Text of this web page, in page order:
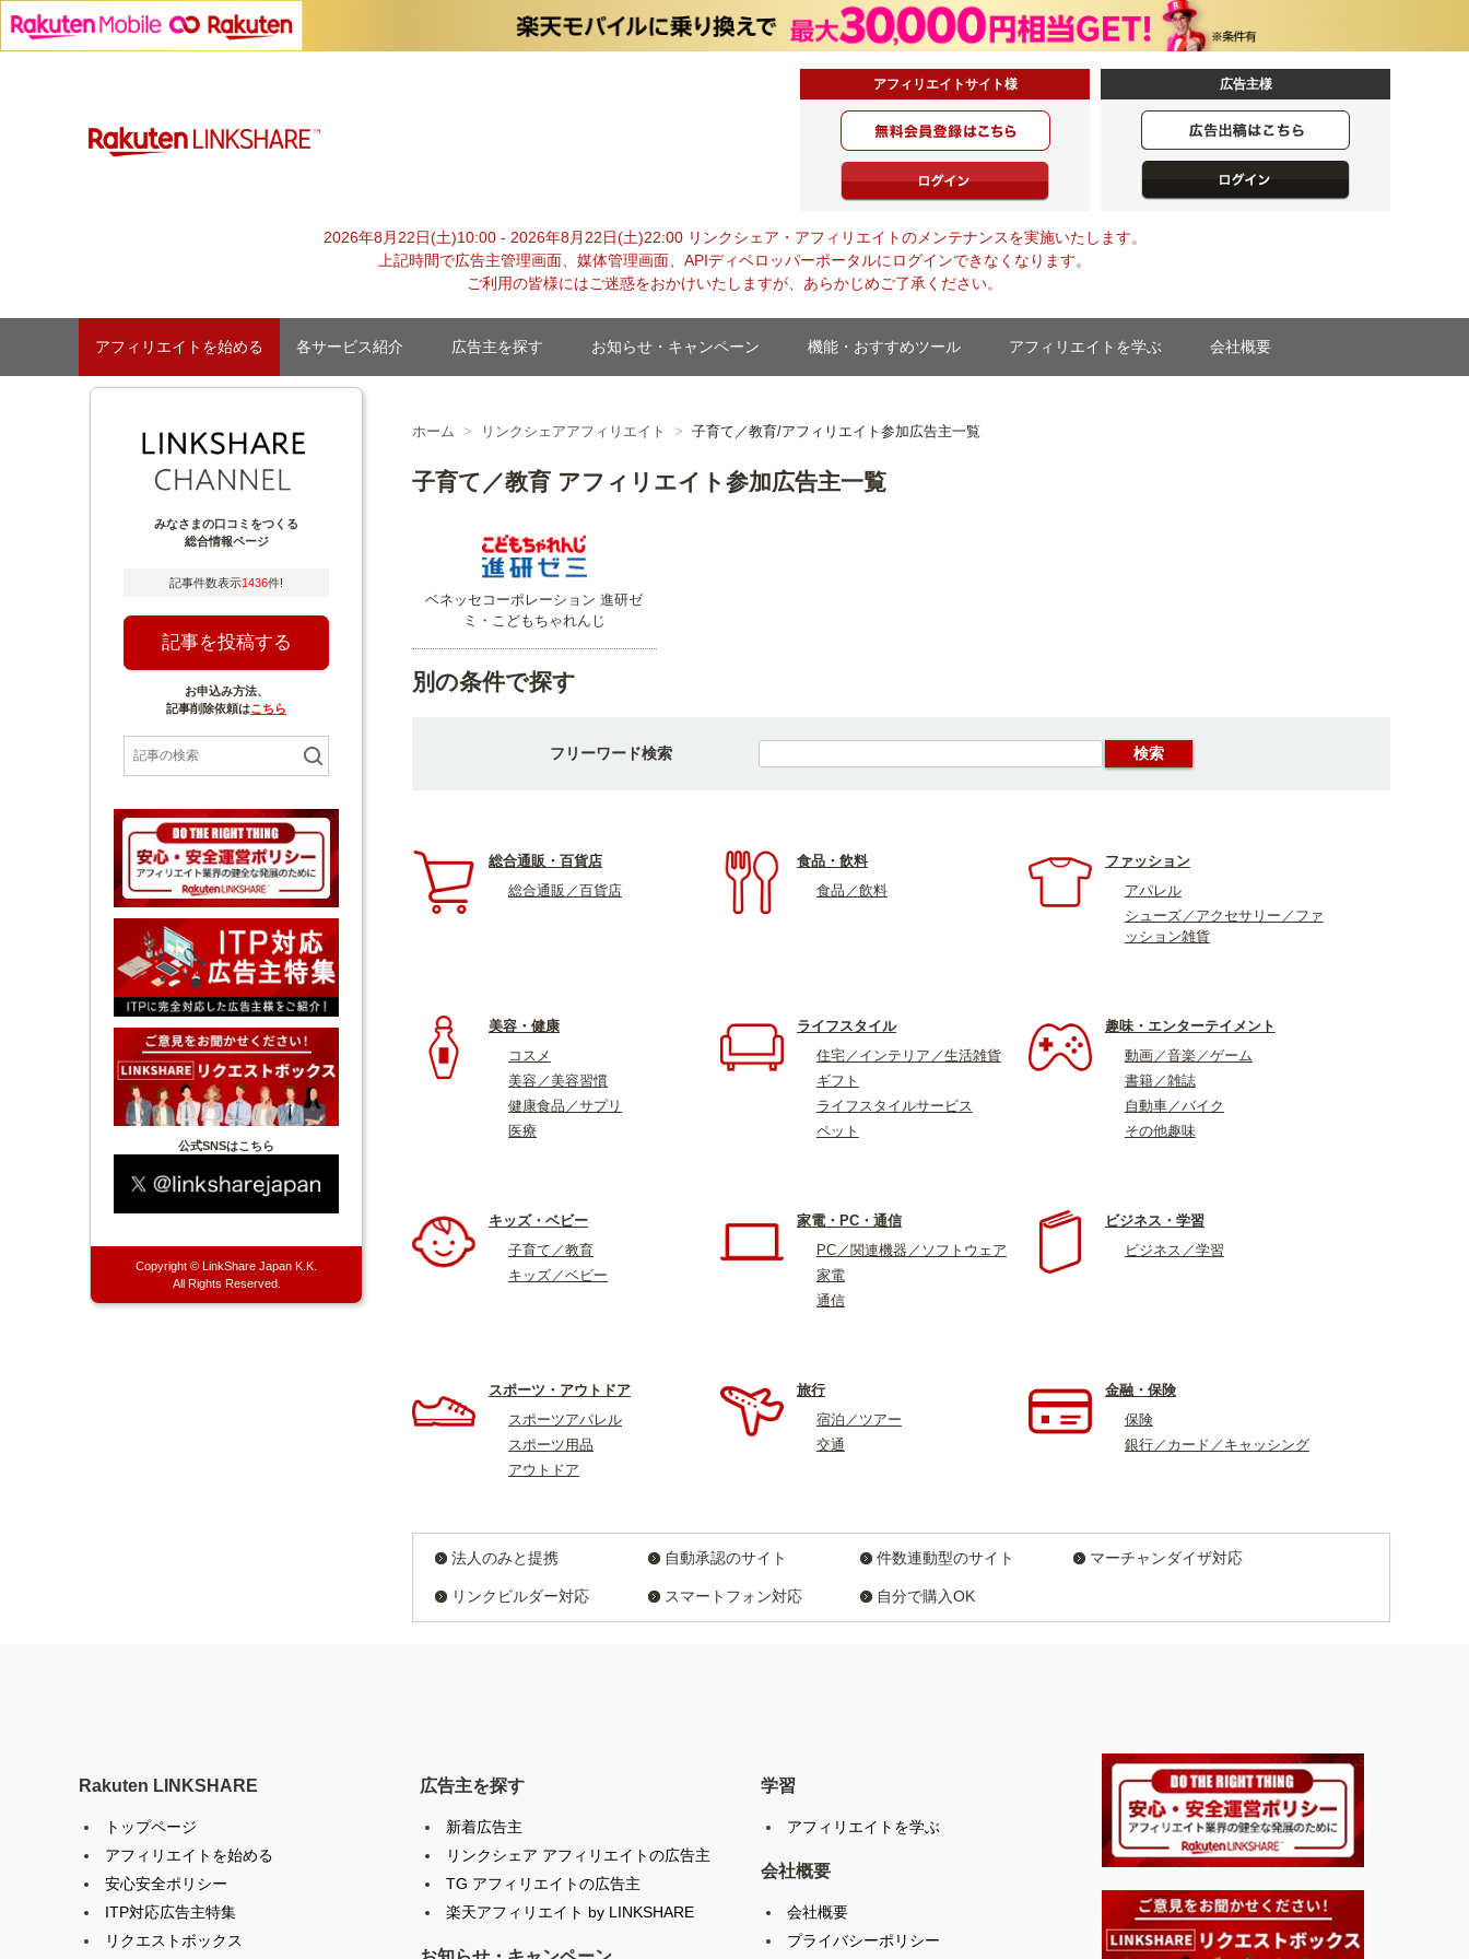
【1円からお支払い可能】アフィリエイトならリンクシェア・ジャパン
アフィリエイトサイト様 広告主様
2026年8月22日(土)10:00 - 2026年8月22日(土)22:00 リンクシェア・アフィリエイトのメンテナンスを実施いたします。
上記時間で広告主管理画面、媒体管理画面、APIディベロッパーポータルにログインできなくなります。
ご利用の皆様にはご迷惑をおかけいたしますが、あらかじめご了承ください。
アフィリエイトを始める 各サービス紹介 広告主を探す お知らせ・キャンペーン 機能・おすすめツール アフィリエイトを学ぶ 会社概要
ホーム リンクシェアアフィリエイト 子育て／教育/アフィリエイト参加広告主一覧
子育て／教育 アフィリエイト参加広告主一覧
ベネッセコーポレーション 進研ゼ
ミ・こどもちゃれんじ
別の条件で探す
フリーワード検索
総合通販・百貨店
総合通販／百貨店
食品・飲料
食品／飲料
ファッション
アパレル
シューズ／アクセサリー／ファ
ッション雑貨
美容・健康
コスメ
美容／美容習慣
健康食品／サプリ
医療
ライフスタイル
住宅／インテリア／生活雑貨
ギフト
ライフスタイルサービス
ペット
趣味・エンターテイメント
動画／音楽／ゲーム
書籍／雑誌
自動車／バイク
その他趣味
キッズ・ベビー
子育て／教育
キッズ／ベビー
家電・PC・通信
PC／関連機器／ソフトウェア
家電
通信
ビジネス・学習
ビジネス／学習
スポーツ・アウトドア
スポーツアパレル
スポーツ用品
アウトドア
旅行
宿泊／ツアー
交通
金融・保険
保険
銀行／カード／キャッシング
法人のみと提携 自動承認のサイト 件数連動型のサイト マーチャンダイザ対応
リンクビルダー対応 スマートフォン対応 自分で購入OK
みなさまの口コミをつくる
総合情報ページ
記事件数表示1436件!
記事を投稿する
お申込み方法、
記事削除依頼はこちら
公式SNSはこちら
Copyright © LinkShare Japan K.K.
All Rights Reserved.
Rakuten LINKSHARE
トップページ
アフィリエイトを始める
安心安全ポリシー
ITP対応広告主特集
リクエストボックス
広告主を探す
新着広告主
リンクシェア アフィリエイトの広告主
TG アフィリエイトの広告主
楽天アフィリエイト by LINKSHARE
学習
アフィリエイトを学ぶ
会社概要
会社概要
プライバシーポリシー